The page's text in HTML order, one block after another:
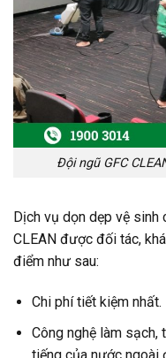
Đội ngũ GFC
Dịch vụ dọn dẹp vệ sinh
CLEAN được đối tác,
điểm như sau:
Chi phí tiết kiệm nhất.
Công nghệ làm sạch,